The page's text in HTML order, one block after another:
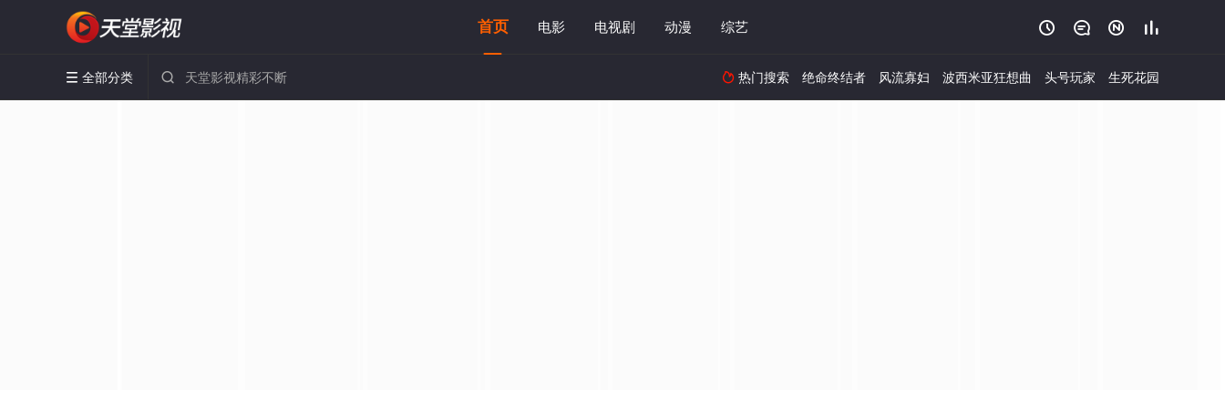
首页 电影 电视剧 动漫 综艺    
 全部分类   热门搜索 绝命终结者 风流寡妇 波西米亚狂想曲 头号玩家 生死花园